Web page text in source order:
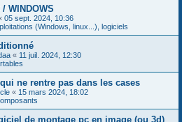
WINDOWS
05 sept. 2024, 10:36
(Windows, linux...), logiciels
« 11 juil. 2024, 12:30
ne rentre pas dans les cases
« 15 mars 2024, 18:02
de montage pc en image (ou 3d)